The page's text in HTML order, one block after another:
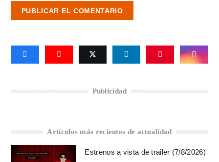
PUBLICAR EL COMENTARIO
Publicidad
Artículos más recientes de actualidad
Estrenos a vista de trailer (7/8/2026)